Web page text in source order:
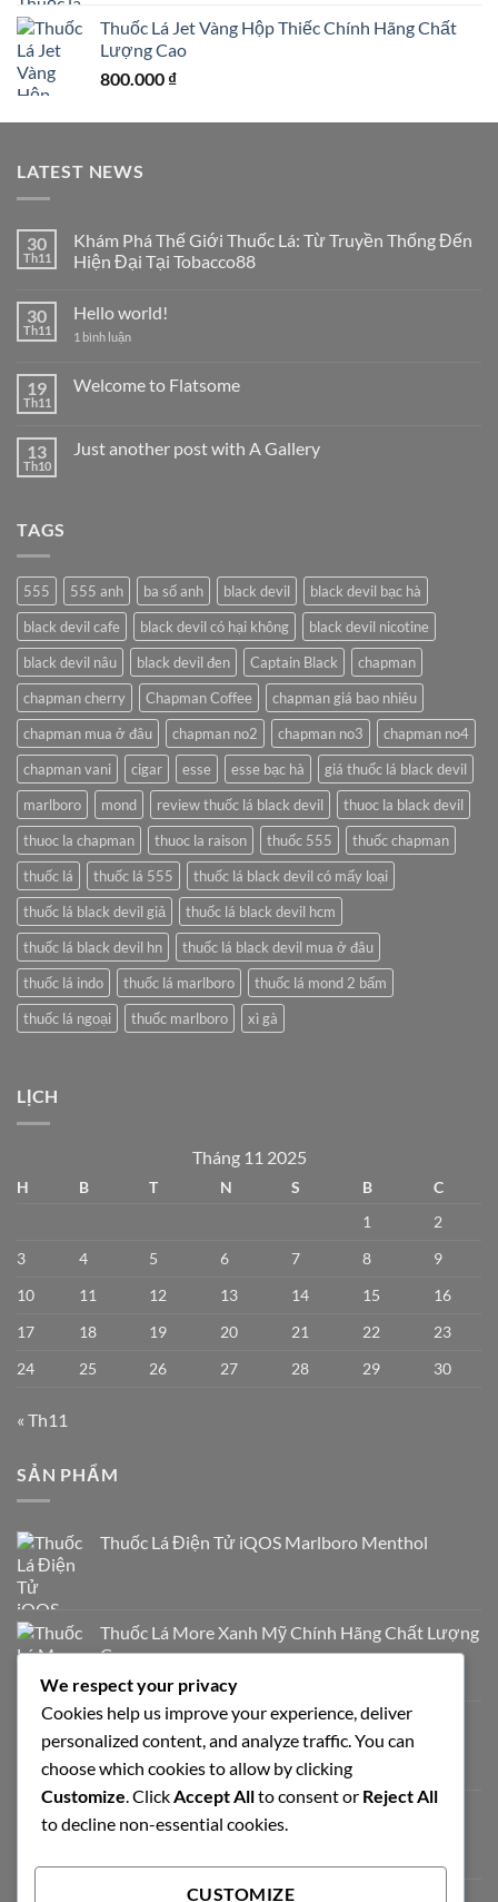
Thuốc Lá Jet Vàng Hộp Thiếc Chính Hãng Chất
Lượng Cao
800.000 ₫
LATEST NEWS
30
Th11
Khám Phá Thế Giới Thuốc Lá: Từ Truyền Thống Đến
Hiện Đại Tại Tobacco88
bình
ở
Thế
Từ
Truyền
30
Th11
Hello world!
1 bình luậnở
19
Th11
Welcome to Flatsome
luận
13
Th10
Just another post with A Gallery
with
A
Gallery
TAGS
555 555 anh ba số anh black devil
black devil bạc hà
black devil cafe
black devil có hại không
black devil nicotine
black devil nâu
black devil đen Captain Black
chapman
chapman cherry
Chapman Coffee
chapman giá bao nhiêu
chapman mua ở đâu
chapman no2 chapman no3
chapman no4
chapman vani
cigar esse esse bạc hà
giá thuốc lá black devil
marlboro
mond review thuốc lá black devil
thuoc la black devil
thuoc la chapman
thuoc la raison thuốc 555
thuốc chapman
thuốc lá
thuốc lá 555
thuốc lá black devil có mấy loại
thuốc lá black devil giả
thuốc lá black devil hcm
thuốc lá black devil hn
thuốc lá black devil mua ở đâu
thuốc lá indo
thuốc lá marlboro
thuốc lá mond 2 bấm
thuốc lá ngoại
thuốc marlboro xì gà
LỊCH
Tháng 11 2025
H B T N S B
C
1
2
3
4 5 6 7 8
9
10
11 12 13 14 15
16
17
18 19 20 21 22
23
24
25 26 27 28 29 30
« Th11
SẢN PHẨM
Thuốc Lá Điện Tử iQOS Marlboro Menthol
Thuốc Lá More Xanh Mỹ Chính Hãng Chất Lượng
Cao
700.000₫
Thuốc Lá Milano Trắng Vị Truyền Thống
320.000₫
Esse Himalaya Thuốc Lá Hàn Quốc Chính Hãng
We respect your privacy
Cookies help us improve your experience, deliver
personalized content, and analyze traffic. You can
choose which cookies to allow by clicking
Customize. ClickAccept Allto consent or Reject All
to decline non-essential cookies.
CUSTOMIZE